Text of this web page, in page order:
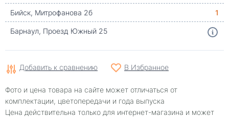
Бийск, Митрофанова 2б
1
Барнаул, Проезд Южный 25
Добавить к сравнению В Избранное
Фото и цена товара на сайте может отличаться от
комплектации, цветопередачи и года выпуска
Цена действительна только для интернет-магазина и может